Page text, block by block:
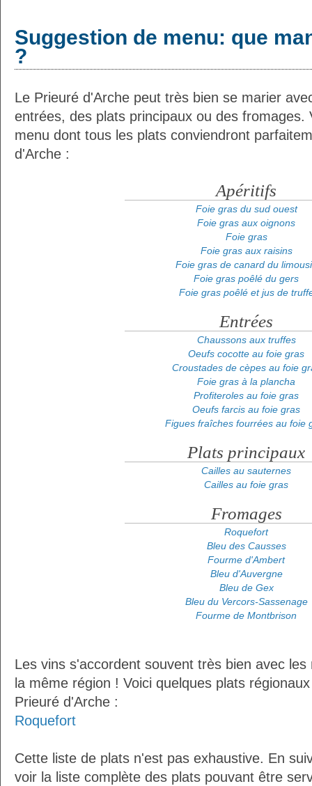
Suggestion de menu: que
?
Le Prieuré d'Arche peut très bien se marier
entrées, des plats principaux ou des fromages.
menu dont tous les plats conviendront
d'Arche :
Apéritifs
Foie gras du sud ouest
Foie gras aux oignons
Foie gras
Foie gras aux raisins
Foie gras de canard du
Foie gras poêlé du gers
Foie gras poêlé et jus de
Entrées
Chaussons aux truffes
Oeufs cocotte au foie gras
Croustades de cèpes au foie
Foie gras à la plancha
Profiteroles au foie gras
Oeufs farcis au foie gras
Figues fraîches fourrées au foie
Plats principaux
Cailles au sauternes
Cailles au foie gras
Fromages
Roquefort
Bleu des Causses
Fourme d'Ambert
Bleu d'Auvergne
Bleu de Gex
Bleu du Vercors-Sassenage
Fourme de Montbrison
Les vins s'accordent souvent très bien avec
la même région ! Voici quelques plats
Prieuré d'Arche :
Roquefort
Cette liste de plats n'est pas exhaustive. En
voir la liste complète des plats pouvant être